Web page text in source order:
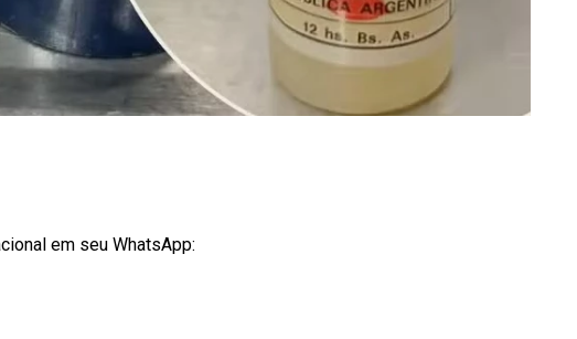
em seu WhatsApp: